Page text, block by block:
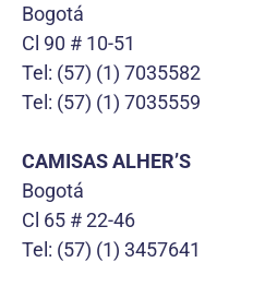
Bogotá
Cl 90 # 10-51
Tel: (57) (1) 7035582
Tel: (57) (1) 7035559
CAMISAS ALHER’S
Bogotá
Cl 65 # 22-46
Tel: (57) (1) 3457641